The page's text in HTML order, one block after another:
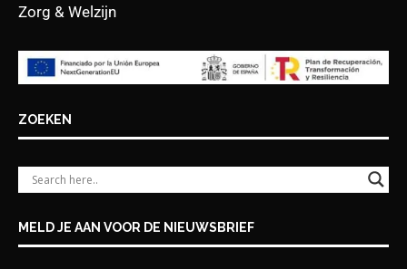
Zorg & Welzijn
ZOEKEN
MELD JE AAN VOOR DE NIEUWSBRIEF